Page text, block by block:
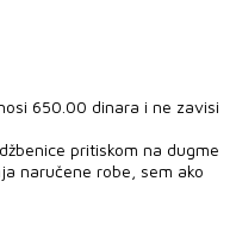
650.00 dinara i ne zavisi
pritiskom na dugme
naručene robe, sem ako